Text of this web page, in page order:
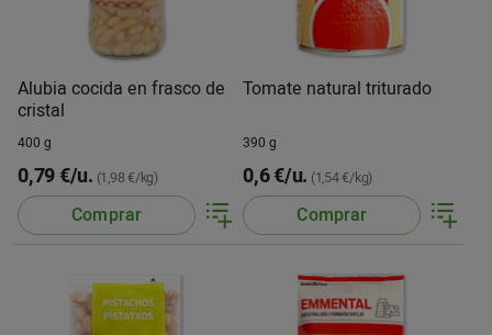
Alubia cocida en frasco de
cristal
400 g
0,79 €/u. (1,98 €/kg)
Comprar
Tomate natural triturado
390 g
0,6 €/u. (1,54 €/kg)
Comprar